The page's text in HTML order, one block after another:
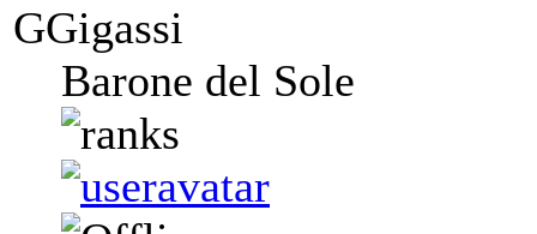
GGigassi
Barone del Sole